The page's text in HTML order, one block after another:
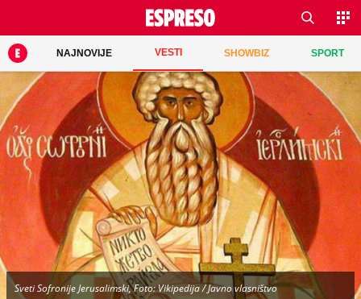
NAJNOVIJE VESTI SHOWBIZ SPORT
Sveti Sofronije Jerusalimski, Foto: Vikipedija / Javno vlasništvo